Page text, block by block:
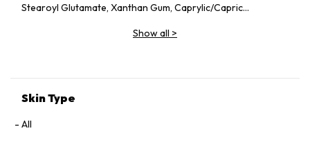
Stearoyl Glutamate, Xanthan Gum, Caprylic/Capric
Officinalis Root Extract, Citric Acid, Undaria Pinnatifida
Geraniol, Citronellol, Limonene.
Show all >
Skin Type
All